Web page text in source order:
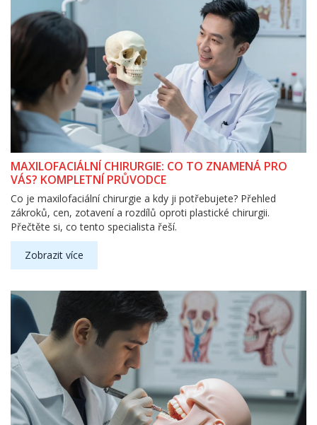
MAXILOFACIÁLNÍ CHIRURGIE: CO TO ZNAMENÁ PRO
VÁS? KOMPLETNÍ PRŮVODCE
Co je maxilofaciální chirurgie a kdy ji potřebujete? Přehled
zákroků, cen, zotavení a rozdílů oproti plastické chirurgii.
Přečtěte si, co tento specialista řeší.
Zobrazit více